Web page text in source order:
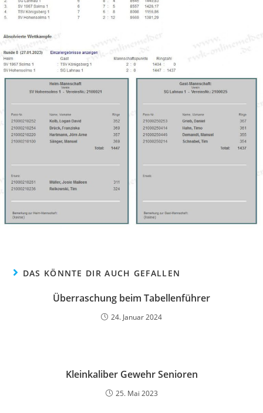
DAS KÖNNTE DIR AUCH GEFALLEN
Überraschung beim Tabellenführer
24. Januar 2024
Kleinkaliber Gewehr Senioren
25. Mai 2023